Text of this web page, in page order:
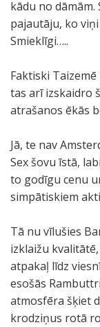
kādu no
pajautāju, ko
Smieklīgi…..
Faktiski
tas arī izskaidro
atrašanos ēkās
Jā, te nav
Sex šovu īstā,
to godīgu cenu
simpātiskiem
Tā nu vīlušies
izklaižu
atpakaļ līdz
esošās
atmosfēra šķiet
krodziņus rotā